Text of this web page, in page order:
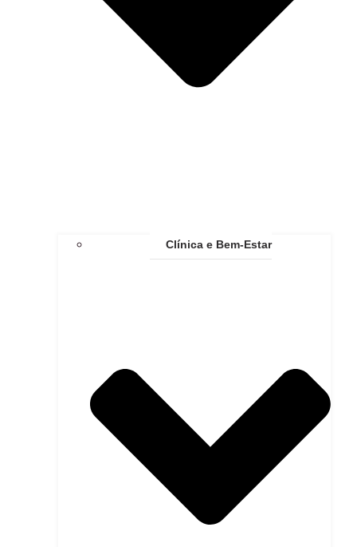
Clínica e Bem-Estar